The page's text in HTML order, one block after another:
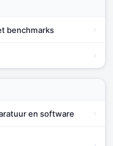
benchmarks ›
›
en software ›